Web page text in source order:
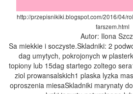
http://przepisnikiki.blogspot.com/2016/04/
farszem.html
Autor: Ilona
Sa miekkie i soczyste.Skladniki: 2
dag umytych, pokrojonych w
topiony lub 15dag startego zoltego
ziol prowansalskich1 plaska lyzka
oproszenia miesaSkladniki marynaty